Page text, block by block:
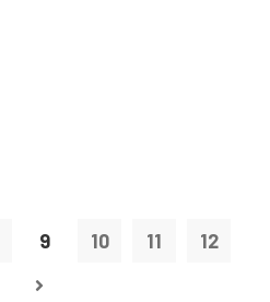
9 10 11 12